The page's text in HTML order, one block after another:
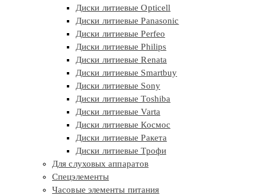
Диски литиевые Opticell
Диски литиевые Panasonic
Диски литиевые Perfeo
Диски литиевые Philips
Диски литиевые Renata
Диски литиевые Smartbuy
Диски литиевые Sony
Диски литиевые Toshiba
Диски литиевые Varta
Диски литиевые Космос
Диски литиевые Ракета
Диски литиевые Трофи
Для слуховых аппаратов
Спецэлементы
Часовые элементы питания